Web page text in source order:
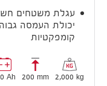
יכולת העמסה
קומפקטיות
2,000 kg
200 mm
Ah